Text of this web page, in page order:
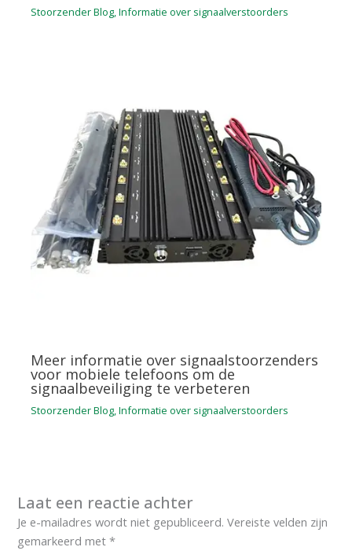
Stoorzender Blog,Informatie over signaalverstoorders
Meer informatie over signaalstoorzenders
voor mobiele telefoons om de
signaalbeveiliging te verbeteren
Stoorzender Blog,Informatie over signaalverstoorders
Laat een reactie achter
Je e-mailadres wordt niet gepubliceerd. Vereiste velden zijn
gemarkeerd met*